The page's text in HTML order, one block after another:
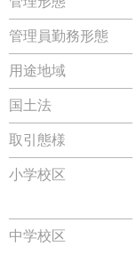
管理員勤務形態
用途地域
国土法
取引態様
小学校区
中学校区